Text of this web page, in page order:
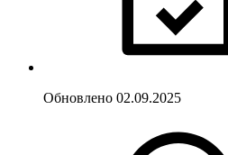
Обновлено 02.09.2025